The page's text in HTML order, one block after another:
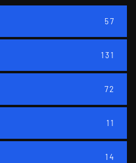
57
131
72
11
14